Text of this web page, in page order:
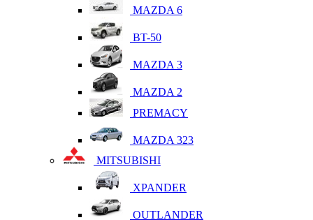
MAZDA 6
BT-50
MAZDA 3
MAZDA 2
PREMACY
MAZDA 323
MITSUBISHI
XPANDER
OUTLANDER